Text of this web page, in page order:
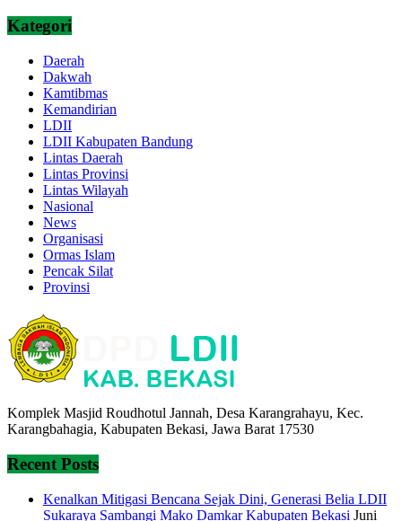
Kategori
Daerah
Dakwah
Kamtibmas
Kemandirian
LDII
LDII Kabupaten Bandung
Lintas Daerah
Lintas Provinsi
Lintas Wilayah
Nasional
News
Organisasi
Ormas Islam
Pencak Silat
Provinsi
Komplek Masjid Roudhotul Jannah, Desa Karangrahayu, Kec.
Karangbahagia, Kabupaten Bekasi, Jawa Barat 17530
Recent Posts
Kenalkan Mitigasi Bencana Sejak Dini, Generasi Belia LDII
Sukaraya Sambangi Mako Damkar Kabupaten Bekasi Juni